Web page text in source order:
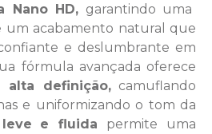
Nano HD, garantindo uma
um acabamento natural que
e deslumbrante em
fórmula avançada oferece
alta definição,camuflando
e uniformizando o tom da
e fluida permite uma